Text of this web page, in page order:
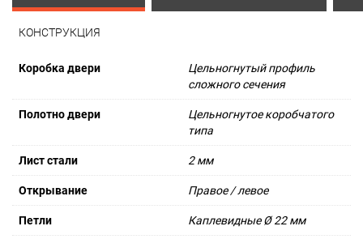
КОНСТРУКЦИЯ
Коробка двери
Цельногнутый профиль
сложного сечения
Полотно двери
Цельногнутое коробчатого
типа
Лист стали 2 мм
Открывание Правое / левое
Петли Каплевидные Ø 22 мм